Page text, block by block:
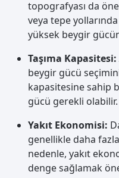
topografyası da
veya tepe
yüksek beygir
Taşıma Kapasitesi:
beygir gücü
kapasitesine sahip
gücü gerekli olabilir.
Yakıt Ekonomisi:
genellikle daha
nedenle, yakıt
denge sağlamak